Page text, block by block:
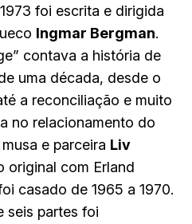
foi escrita e dirigida
Ingmar Bergman.
contava a história de
uma década, desde o
a reconciliação e muito
no relacionamento do
e parceira Liv
original com Erland
casado de 1965 a 1970.
seis partes foi